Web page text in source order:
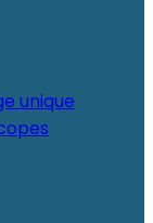
unique